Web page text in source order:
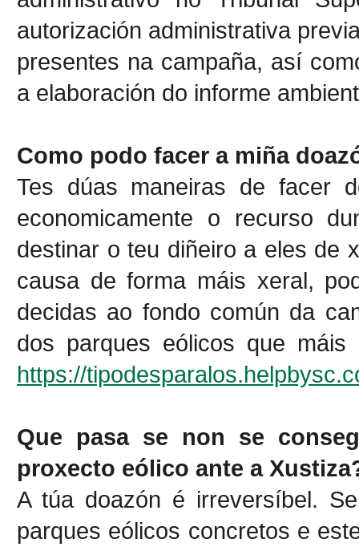
autorización administrativa
presentes na campaña, así
a elaboración do informe
Como podo facer a miña
Tes dúas maneiras de facer
economicamente o recurso
destinar o teu diñeiro a eles de
causa de forma máis xeral,
decidas ao fondo común da
dos parques eólicos que
https://
Que pasa se non se
proxecto eólico ante a
A túa doazón é irreversíbel.
parques eólicos concretos e